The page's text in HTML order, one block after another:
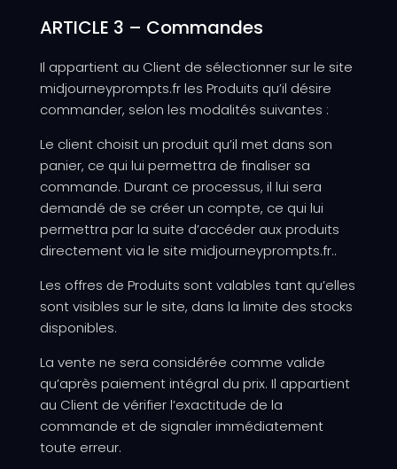
ARTICLE 3 – Commandes
Il appartient au Client de sélectionner sur le site
midjourneyprompts.fr les Produits qu’il désire
commander, selon les modalités suivantes :
Le client choisit un produit qu’il met dans son
panier, ce qui lui permettra de finaliser sa
commande. Durant ce processus, il lui sera
demandé de se créer un compte, ce qui lui
permettra par la suite d’accéder aux produits
directement via le site midjourneyprompts.fr..
Les offres de Produits sont valables tant qu’elles
sont visibles sur le site, dans la limite des stocks
disponibles.
La vente ne sera considérée comme valide
qu’après paiement intégral du prix. Il appartient
au Client de vérifier l’exactitude de la
commande et de signaler immédiatement
toute erreur.